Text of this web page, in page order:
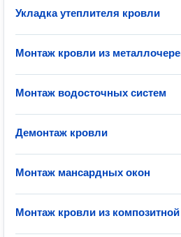
Укладка утеплителя кровли
Монтаж кровли из
Монтаж водосточных систем
Демонтаж кровли
Монтаж мансардных окон
Монтаж кровли из